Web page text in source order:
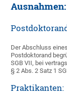
Ausnahmen:
Der Abschluss
Postdoktorand
SGB VII, bei
§ 2 Abs. 2 Satz 1
Praktikanten: